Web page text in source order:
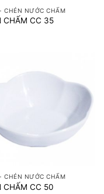
CHÉN NƯỚC CHẤM
CHẤM CC 35
CHÉN NƯỚC CHẤM
CHẤM CC 50